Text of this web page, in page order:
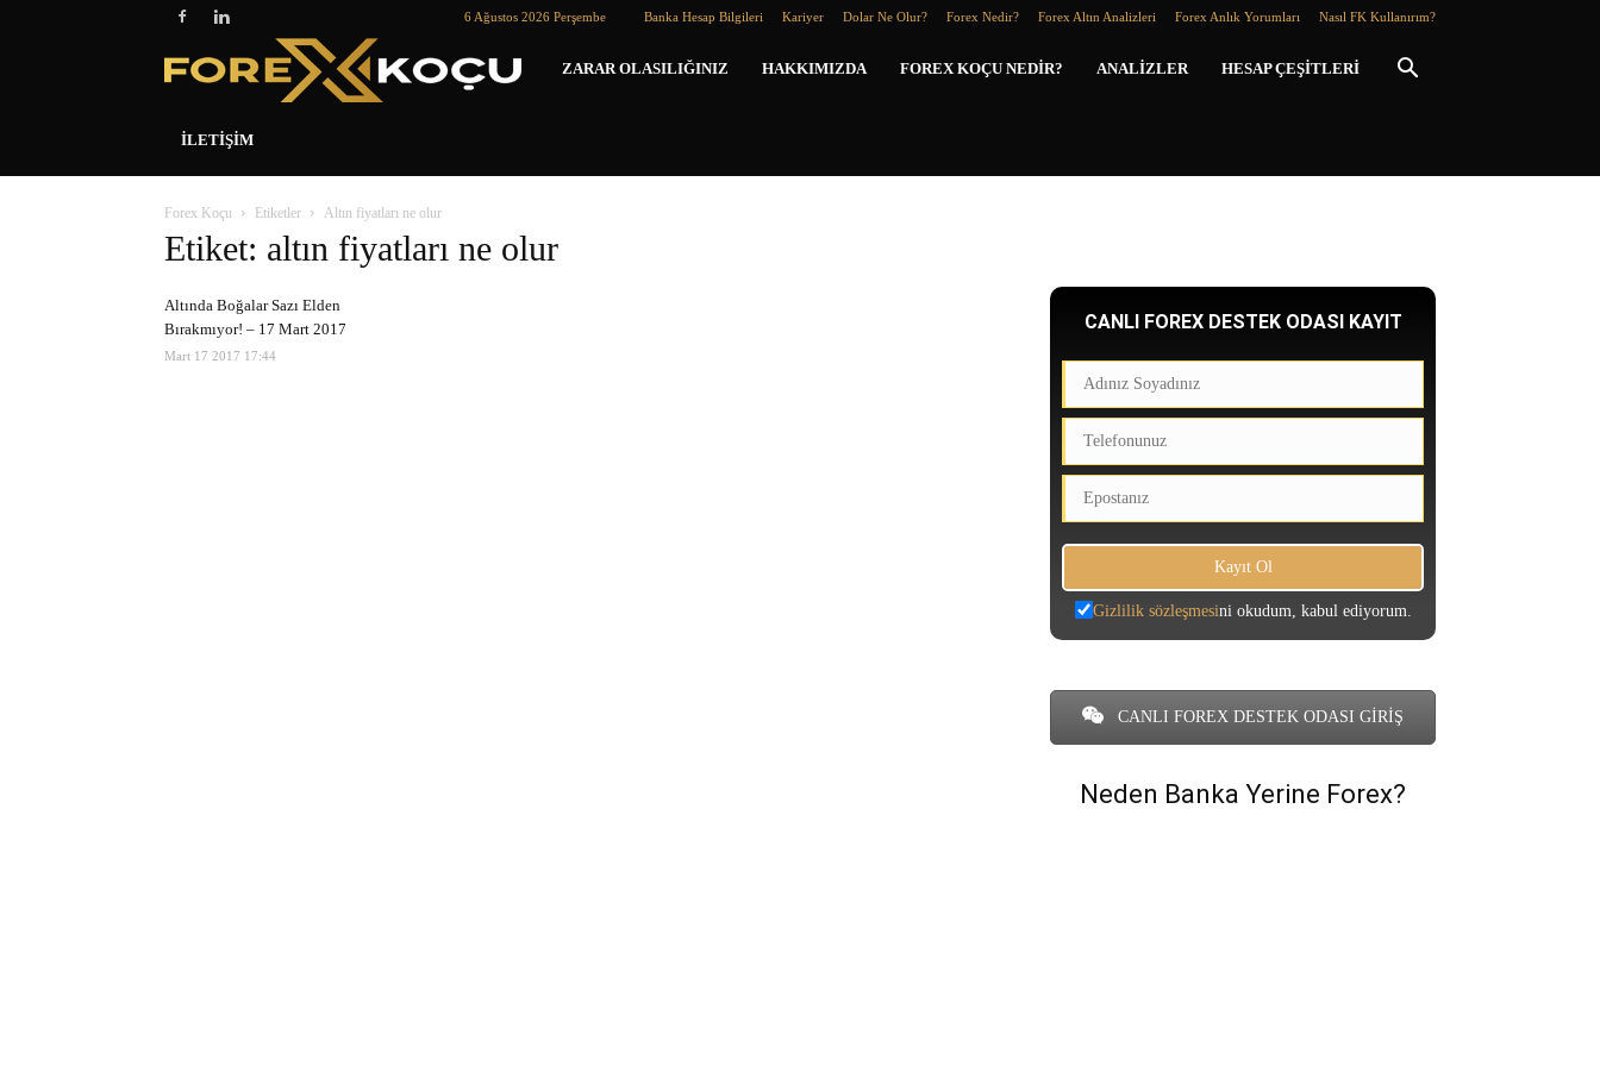
6 Ağustos 2026 Perşembe Banka Hesap Bilgileri Kariyer Dolar Ne Olur? Forex Nedir? Forex Altın Analizleri Forex Anlık Yorumları Nasıl FK Kullanırım?
Forex
ZARAR OLASILIĞINIZ HAKKIMIZDA FOREX KOÇU NEDIR? ANALIZLER HESAP ÇEŞITLERI
İLETIŞIM
Forex Koçu Etiketler Altın fiyatları ne olur
Etiket: altın fiyatları ne olur
Altında Boğalar Sazı Elden
Bırakmıyor! – 17 Mart 2017
Mart 17 2017 17:44
CANLI FOREX DESTEK ODASI KAYIT
Gizlilik sözleşmesini okudum, kabul ediyorum.
CANLI FOREX DESTEK ODASI GİRİŞ
Neden Banka Yerine Forex?